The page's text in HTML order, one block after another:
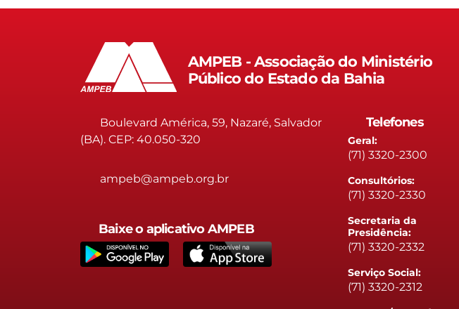
AMPEB - Associação do Ministério
Público do Estado da Bahia
Boulevard América, 59, Nazaré, Salvador
(BA). CEP: 40.050-320
ampeb@ampeb.org.br
Baixe o aplicativo AMPEB
Telefones
Geral:
(71) 3320-2300
Consultórios:
(71) 3320-2330
Secretaria da
Presidência:
(71) 3320-2332
Serviço Social:
(71) 3320-2312